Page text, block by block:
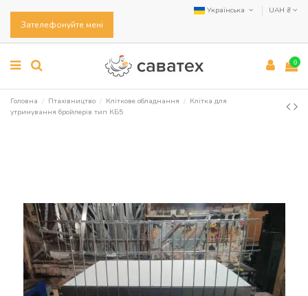
Зателефонуйте мені
Українська UAH ₴
0
Головна Птахівництво Кліткове обладнання
Клітка для
утримування бройлерів тип КБ5